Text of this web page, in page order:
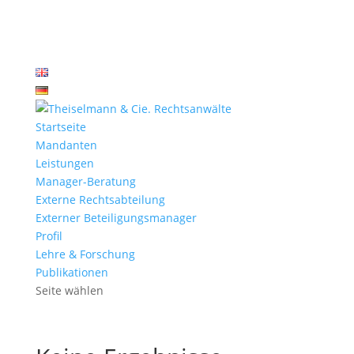
Startseite
Mandanten
Leistungen
Manager-Beratung
Externe Rechtsabteilung
Externer Beteiligungsmanager
Profil
Lehre & Forschung
Publikationen
Seite wählen